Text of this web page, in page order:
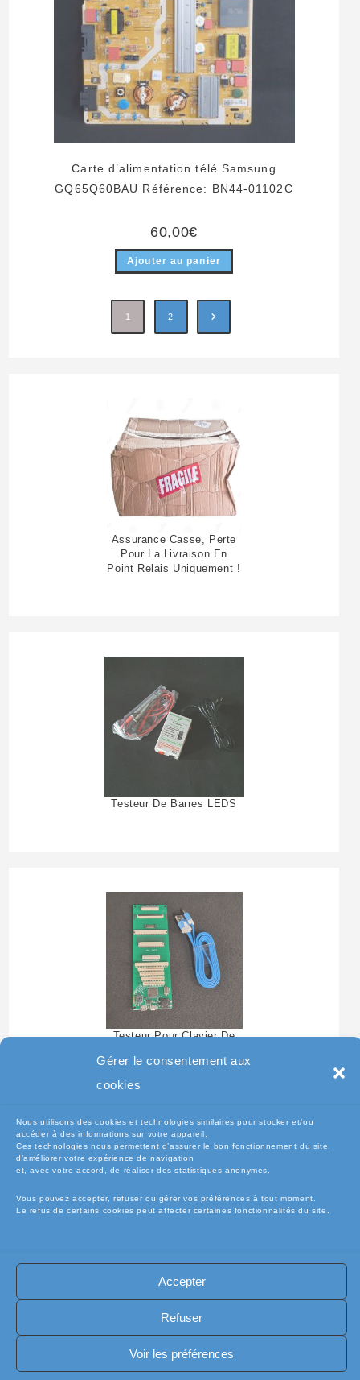
Gérer le consentement aux
cookies
Nous utilisons des cookies et technologies similaires pour stocker et/ou
accéder à des informations sur votre appareil.
Ces technologies nous permettent d’assurer le bon fonctionnement du site,
d’améliorer votre expérience de navigation
et, avec votre accord, de réaliser des statistiques anonymes.
Vous pouvez accepter, refuser ou gérer vos préférences à tout moment.
Le refus de certains cookies peut affecter certaines fonctionnalités du site.
Accepter
Refuser
Voir les préférences
Carte d’alimentation télé Samsung
GQ65Q60BAU Référence: BN44-01102C
60,00€
Ajouter au panier
1 2
Assurance Casse, Perte
Pour La Livraison En
Point Relais Uniquement !
Testeur De Barres LEDS
Testeur Pour Clavier De
🧾Conditions Générales de Vente (CGV)
🧾 Mentions légales
🔐 Politique de confidentialité
🔐 Exercer mes droits RGPD
🍪 Politique de cookies (UE)
📦Livraisons et retours
🛡️ Assurance casse / perte
Copyright [electro-pieces-occase.fr]